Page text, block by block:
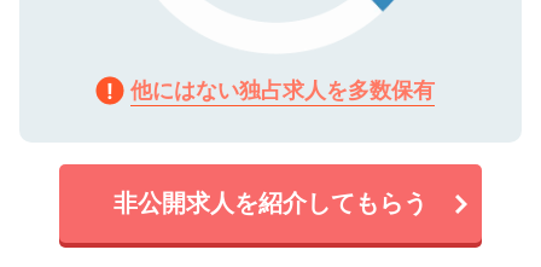
他にはない独占求人を多数保有
非公開求人を紹介してもらう